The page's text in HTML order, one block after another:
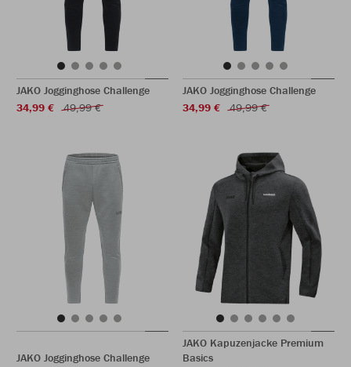
JAKO Jogginghose Challenge
34,99 €
49,99 €
JAKO Jogginghose Challenge
34,99 €
49,99 €
JAKO Jogginghose Challenge
JAKO Kapuzenjacke Premium
Basics